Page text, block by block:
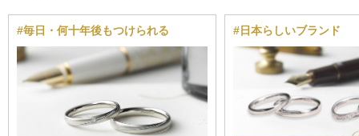
#毎日・何十年後もつけられる #日本らしいブランド